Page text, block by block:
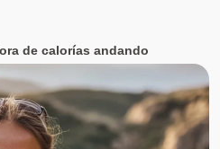
de calorías andando